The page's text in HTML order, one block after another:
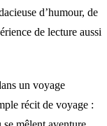
d’humour, de
de lecture aussi
un voyage
récit de voyage :